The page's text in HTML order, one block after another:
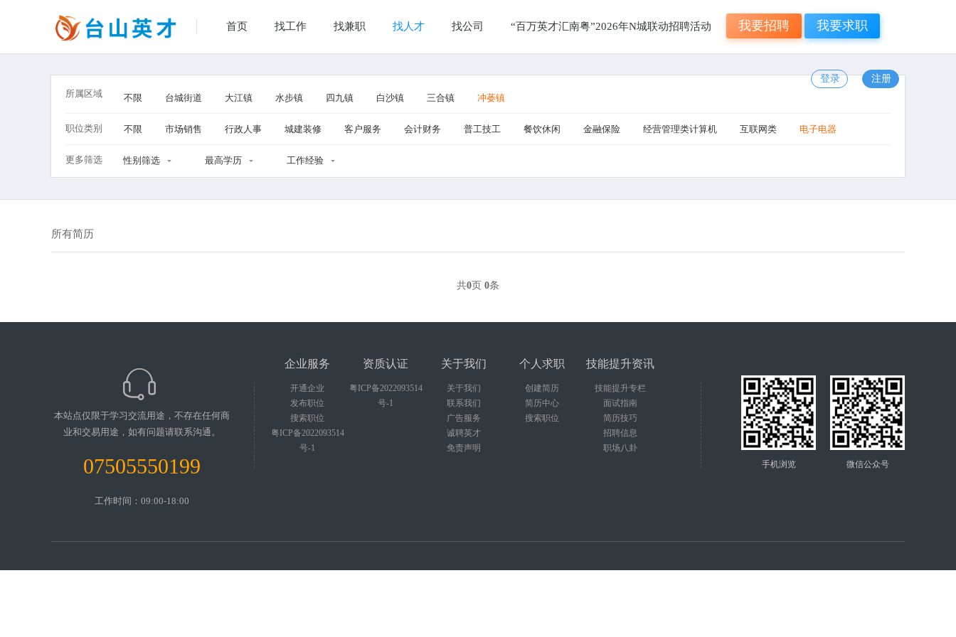
首页 找工作 找兼职 找人才 找公司 “百万英才汇南粤”2026年N城联动招聘活动 我要招聘 我要求职
登录
注册
所属区域
不限 台城街道 大江镇 水步镇 四九镇 白沙镇 三合镇 冲蒌镇
职位类别 不限 市场销售 行政人事 城建装修 客户服务 会计财务 普工技工 餐饮休闲 金融保险 经营管理类计算机 互联网类 电子电器
更多筛选 性别筛选 最高学历 工作经验
所有简历
共0页 0条
本站点仅限于学习交流用途，不存在任何商
业和交易用途，如有问题请联系沟通。
07505550199
工作时间：09:00-18:00
企业服务
开通企业
发布职位
搜索职位
粤ICP备2022093514
号-1
资质认证
粤ICP备2022093514
号-1
关于我们
关于我们
联系我们
广告服务
诚聘英才
免责声明
个人求职
创建简历
简历中心
搜索职位
技能提升资讯
技能提升专栏
面试指南
简历技巧
招聘信息
职场八卦
微信公众号
手机浏览